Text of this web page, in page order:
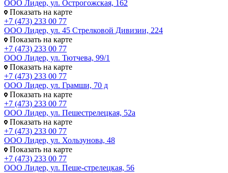
ООО Лидер, ул. Острогожская, 162
Показать на карте
+7 (473) 233 00 77
ООО Лидер, ул. 45 Стрелковой Дивизии, 224
Показать на карте
+7 (473) 233 00 77
ООО Лидер, ул. Тютчева, 99/1
Показать на карте
+7 (473) 233 00 77
ООО Лидер, ул. Грамши, 70 д
Показать на карте
+7 (473) 233 00 77
ООО Лидер, ул. Пешестрелецкая, 52а
Показать на карте
+7 (473) 233 00 77
ООО Лидер, ул. Хользунова, 48
Показать на карте
+7 (473) 233 00 77
ООО Лидер, ул. Пеше-стрелецкая, 56